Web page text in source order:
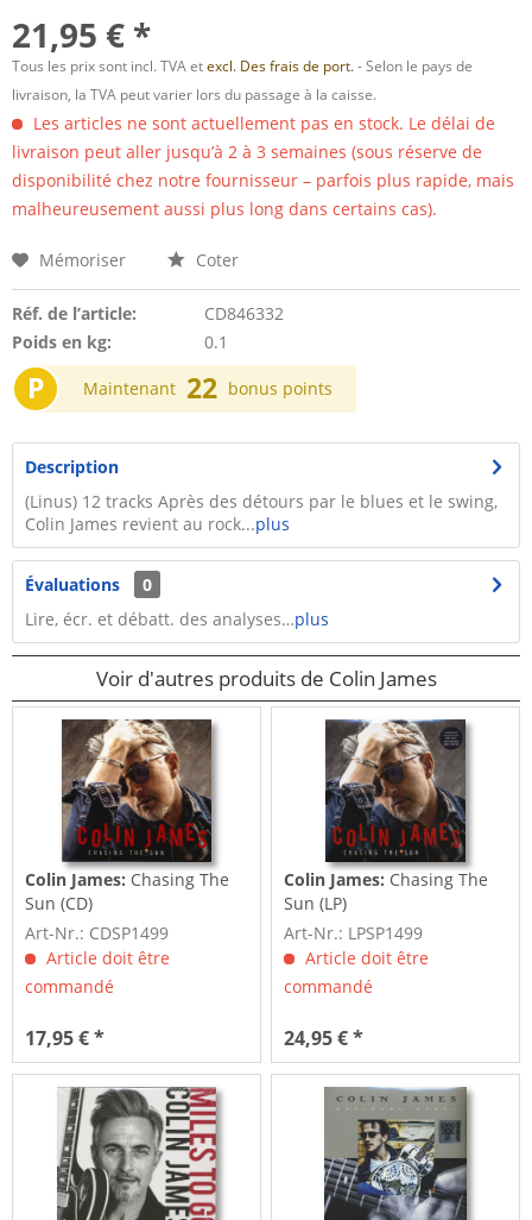
21,95 € *
Tous les prix sont incl. TVA etexcl. Des frais de port.- Selon le pays de
livraison, la TVA peut varier lors du passage à la caisse.
Les articles ne sont actuellement pas en stock. Le délai de
livraison peut aller jusqu’à 2 à 3 semaines (sous réserve de
disponibilité chez notre fournisseur – parfois plus rapide, mais
malheureusement aussi plus long dans certains cas).
Mémoriser Coter
Réf. de l’article:
CD846332
Poids en kg:
0.1
P Maintenant 22 bonus points
Description
​(Linus) 12 tracks Après des détours par le blues et le swing,
Colin James revient au rock...plus
Évaluations
0
Lire, écr. et débatt. des analyses…plus
Voir d'autres produits de Colin James
Colin James: Chasing The
Sun (CD)
Art-Nr.: CDSP1499
Article doit être
commandé
17,95 € *
Colin James: Chasing The
Sun (LP)
Art-Nr.: LPSP1499
Article doit être
commandé
24,95 € *